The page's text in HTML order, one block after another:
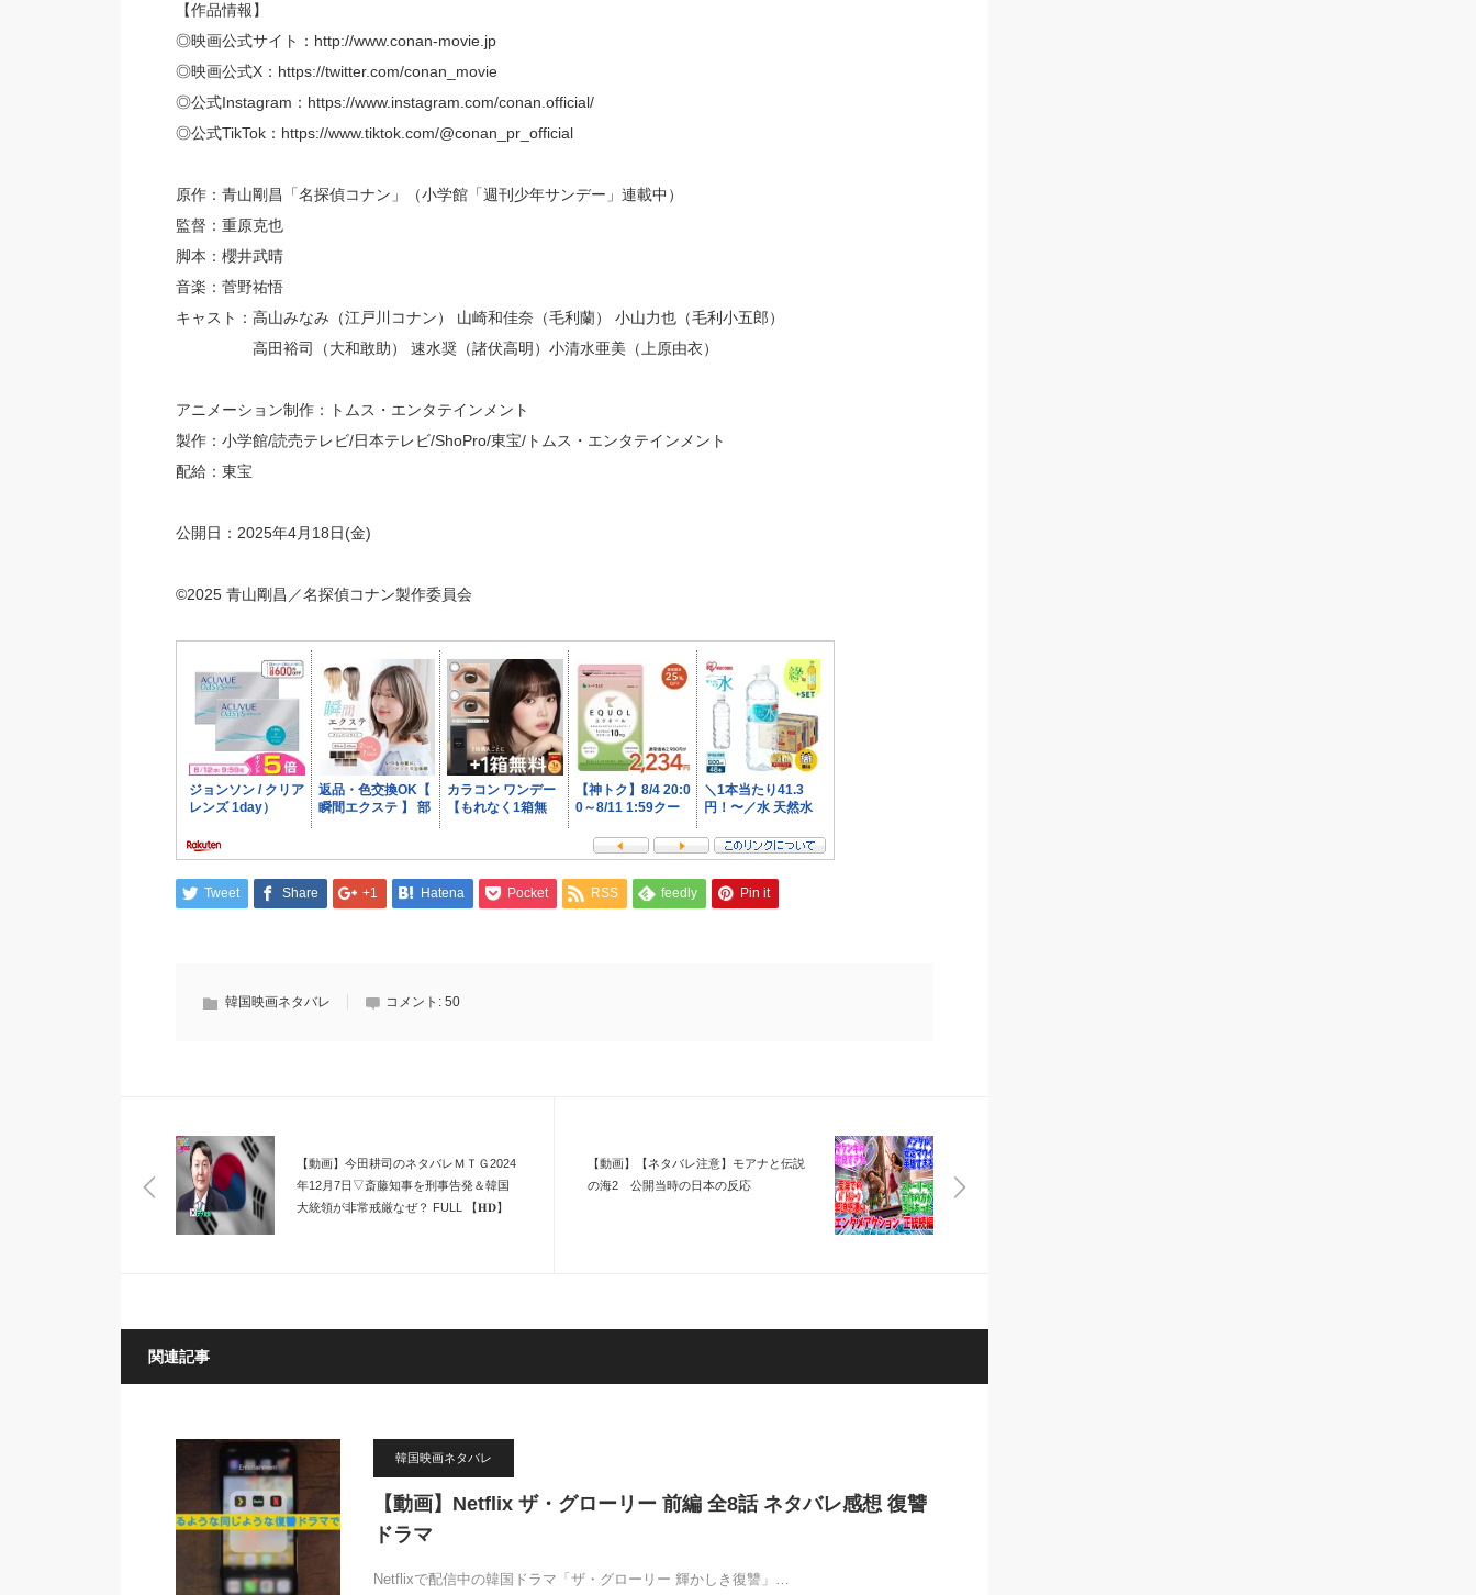
【作品情報】
◎映画公式サイト：http://www.conan-movie.jp
◎映画公式X：https://twitter.com/conan_movie
◎公式Instagram：https://www.instagram.com/conan.official/
◎公式TikTok：https://www.tiktok.com/@conan_pr_official
原作：青山剛昌「名探偵コナン」（小学館「週刊少年サンデー」連載中）
監督：重原克也
脚本：櫻井武晴
音楽：菅野祐悟
キャスト：高山みなみ（江戸川コナン） 山崎和佳奈（毛利蘭） 小山力也（毛利小五郎）
高田裕司（大和敢助） 速水奨（諸伏高明）小清水亜美（上原由衣）
アニメーション制作：トムス・エンタテインメント
製作：小学館/読売テレビ/日本テレビ/ShoPro/東宝/トムス・エンタテインメント
配給：東宝
公開日：2025年4月18日(金)
©2025 青山剛昌／名探偵コナン製作委員会
Tweet Share +1 Hatena Pocket RSS feedly Pin it
韓国映画ネタバレ コメント: 50
【動画】今田耕司のネタバレＭＴＧ2024
年12月7日▽斎藤知事を刑事告発＆韓国
大統領が非常戒厳なぜ？ FULL 【𝐇𝐃】
【動画】【ネタバレ注意】モアナと伝説
の海2 公開当時の日本の反応
関連記事
韓国映画ネタバレ
【動画】Netflix ザ・グローリー 前編 全8話 ネタバレ感想 復讐
ドラマ
Netflixで配信中の韓国ドラマ「ザ・グローリー 輝かしき復讐」…